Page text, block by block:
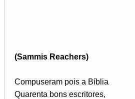
(Sammis Reachers)
Compuseram pois a Bíblia
Quarenta bons escritores,